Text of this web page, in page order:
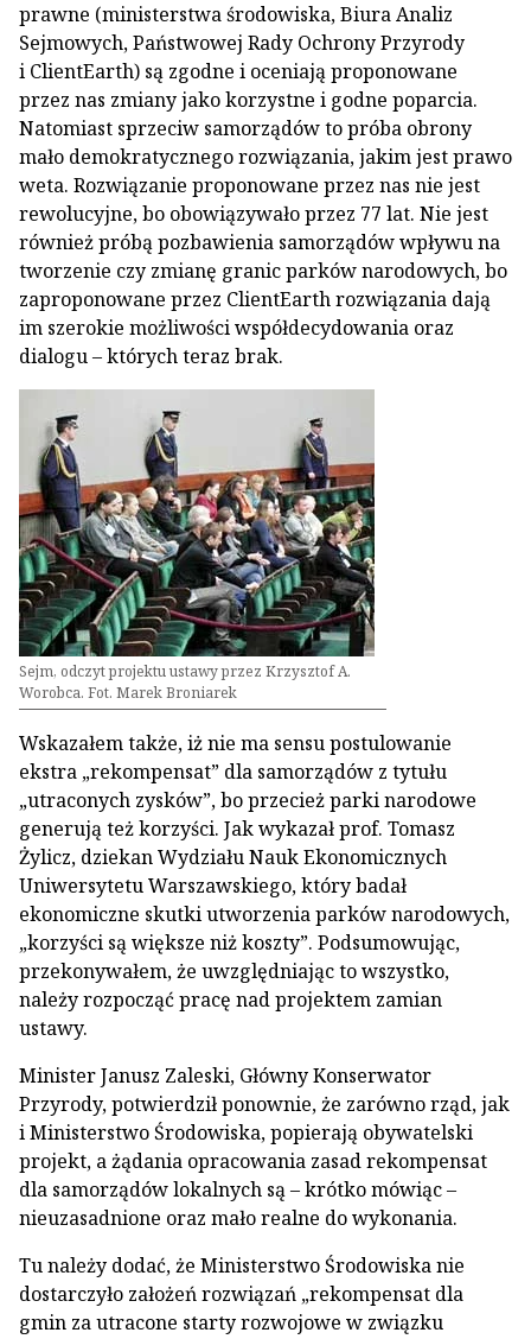
prawne (ministerstwa środowiska, Biura Analiz
Sejmowych, Państwowej Rady Ochrony Przyrody
i ClientEarth) są zgodne i oceniają proponowane
przez nas zmiany jako korzystne i godne poparcia.
Natomiast sprzeciw samorządów to próba obrony
mało demokratycznego rozwiązania, jakim jest prawo
weta. Rozwiązanie proponowane przez nas nie jest
rewolucyjne, bo obowiązywało przez 77 lat. Nie jest
również próbą pozbawienia samorządów wpływu na
tworzenie czy zmianę granic parków narodowych, bo
zaproponowane przez ClientEarth rozwiązania dają
im szerokie możliwości współdecydowania oraz
dialogu – których teraz brak.
Sejm, odczyt projektu ustawy przez Krzysztof A.
Worobca. Fot. Marek Broniarek
Wskazałem także, iż nie ma sensu postulowanie
ekstra „rekompensat” dla samorządów z tytułu
„utraconych zysków”, bo przecież parki narodowe
generują też korzyści. Jak wykazał prof. Tomasz
Żylicz, dziekan Wydziału Nauk Ekonomicznych
Uniwersytetu Warszawskiego, który badał
ekonomiczne skutki utworzenia parków narodowych,
„korzyści są większe niż koszty”. Podsumowując,
przekonywałem, że uwzględniając to wszystko,
należy rozpocząć pracę nad projektem zamian
ustawy.
Minister Janusz Zaleski, Główny Konserwator
Przyrody, potwierdził ponownie, że zarówno rząd, jak
i Ministerstwo Środowiska, popierają obywatelski
projekt, a żądania opracowania zasad rekompensat
dla samorządów lokalnych są – krótko mówiąc –
nieuzasadnione oraz mało realne do wykonania.
Tu należy dodać, że Ministerstwo Środowiska nie
dostarczyło założeń rozwiązań „rekompensat dla
gmin za utracone starty rozwojowe w związku